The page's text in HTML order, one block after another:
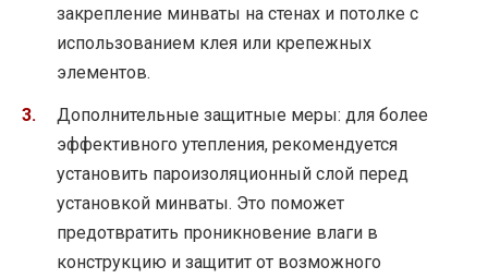
закрепление минваты на стенах и потолке с
использованием клея или крепежных
элементов.
Дополнительные защитные меры: для более
эффективного утепления, рекомендуется
установить пароизоляционный слой перед
установкой минваты. Это поможет
предотвратить проникновение влаги в
конструкцию и защитит от возможного